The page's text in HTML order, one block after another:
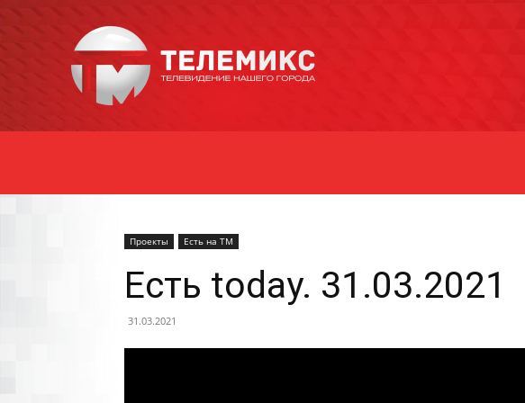
Уссурийска
Проекты Есть на ТМ
Есть today. 31.03.2021
31.03.2021